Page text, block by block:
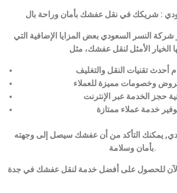
شركة النسر السعودي بعض المزايا الإضافية التي
يمكنك التأكد من أن عفشك سيصل إلى وجهته
بأمان وسلامة.